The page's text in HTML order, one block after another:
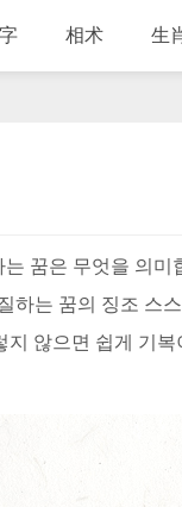
相术 生
꿈은 무엇을 의
는 꿈의 징조 스
않으면 쉽게 기복